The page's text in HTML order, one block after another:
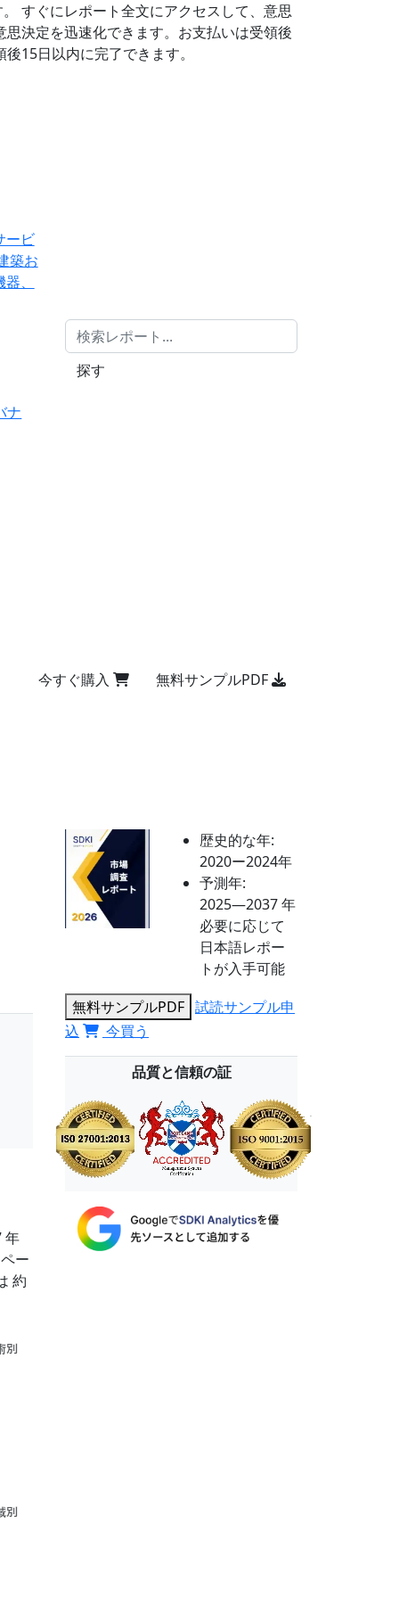
すぐにレポート全文にアクセスして、意思
決定を迅速化できます。お支払いは受領後
15日以内に完了できます。
ービ
築お
、
ナ
探す
今すぐ購入 無料サンプルPDF
年
ー
約
歴史的な年:
2020ー2024年
予測年:
2025―2037 年
必要に応じて
日本語レポー
トが入手可能
無料サンプルPDF 試読サンプル申
込
今買う
品質と信頼の証